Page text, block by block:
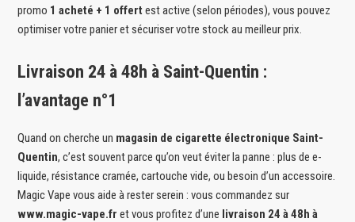
promo 1 acheté + 1 offert est active (selon périodes), vous pouvez
optimiser votre panier et sécuriser votre stock au meilleur prix.
Livraison 24 à 48h à Saint-Quentin :
l’avantage n°1
Quand on cherche un magasin de cigarette électronique Saint-
Quentin, c’est souvent parce qu’on veut éviter la panne : plus de e-
liquide, résistance cramée, cartouche vide, ou besoin d’un accessoire.
Magic Vape vous aide à rester serein : vous commandez sur
www.magic-vape.fr et vous profitez d’une livraison 24 à 48h à